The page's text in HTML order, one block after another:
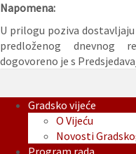
Napomena:
U prilogu poziva
predloženog dnevnog
dogovoreno je s
Gradsko vijeće
O Vijeću
Novosti